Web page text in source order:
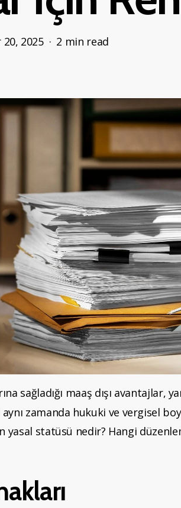
2025 2 min read
sağladığı maaş dışı avantajlar,
zamanda hukuki ve vergisel
yasal statüsü nedir? Hangi